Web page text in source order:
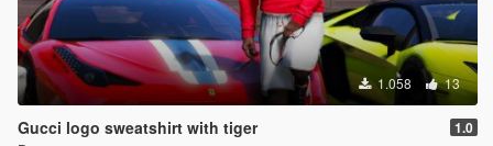
1.058 13
Gucci logo sweatshirt with tiger 1.0